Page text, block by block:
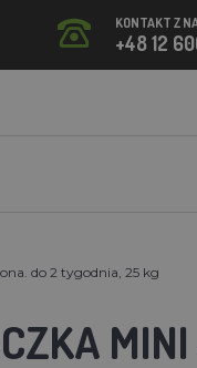
KONTAKT Z
+48 12
do 2 tygodnia, 25 kg